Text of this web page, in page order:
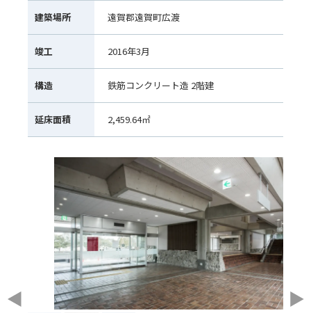
建築場所 遠賀郡遠賀町広渡
竣工 2016年3月
構造 鉄筋コンクリート造 2階建
延床面積 2,459.64㎡